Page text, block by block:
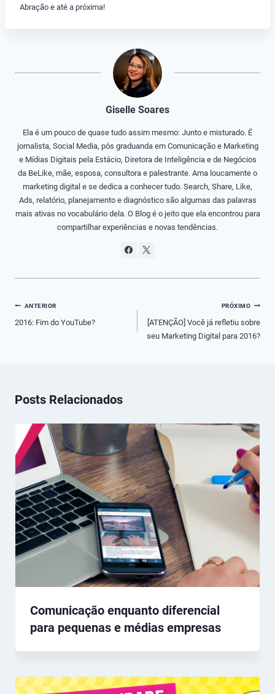
Abração e até a próxima!
Giselle Soares
Ela é um pouco de quase tudo assim mesmo: Junto e misturado. É
jornalista, Social Media, pós graduanda em Comunicação e Marketing
e Mídias Digitais pela Estácio, Diretora de Inteligência e de Negócios
da BeLike, mãe, esposa, consultora e palestrante. Ama loucamente o
marketing digital e se dedica a conhecer tudo. Search, Share, Like,
Ads, relatório, planejamento e diagnóstico são algumas das palavras
mais ativas no vocabulário dela. O Blog é o jeito que ela encontrou para
compartilhar experiências e novas tendências.
Navegação
de
ANTERIOR
2016: Fim do YouTube?
PRÓXIMO
[ATENÇÃO] Você já refletiu sobre
seu Marketing Digital para 2016?
Posts Relacionados
Comunicação enquanto diferencial
para pequenas e médias empresas